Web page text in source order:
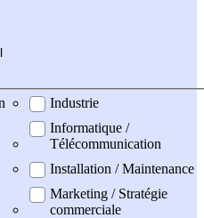
Industrie
Informatique /
Télécommunication
Installation / Maintenance
Marketing / Stratégie
commerciale